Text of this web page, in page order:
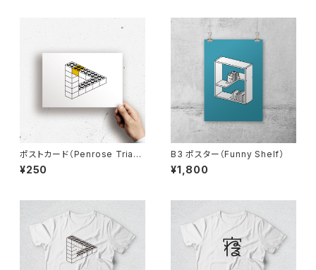
ポストカード（Penrose Triang
le）
¥250
B3 ポスター（Funny Shelf）
¥1,800